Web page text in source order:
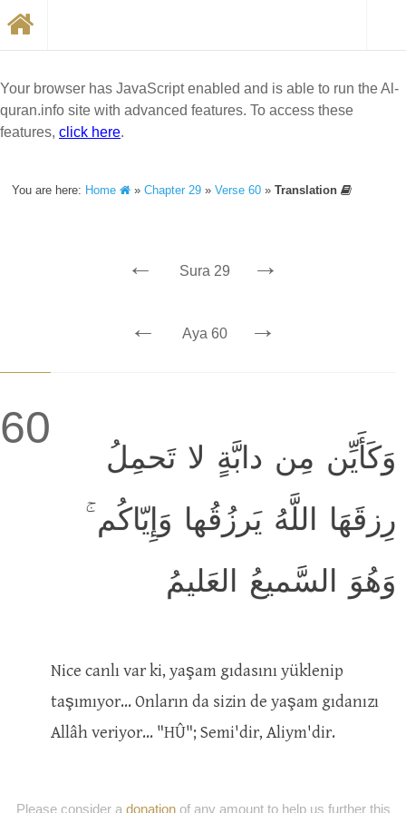
Your browser has JavaScript enabled and is able to run the Al-
quran.info site with advanced features. To access these
features, click here.
You are here: Home »Chapter 29 »Verse 60 »Translation
← Sura 29 →
← Aya 60 →
60
وَكَأَيِّن مِن دابَّةٍ لا تَحمِلُ
رِزقَهَا اللَّهُ يَرزُقُها وَإِيّاكُم ۚ
وَهُوَ السَّميعُ العَليمُ
Nice canlı var ki, yaşam gıdasını yüklenip
taşımıyor... Onların da sizin de yaşam gıdanızı
Allâh veriyor... "HÛ"; Semi'dir, Aliym'dir.
Please consider a donationof any amount to help us further this